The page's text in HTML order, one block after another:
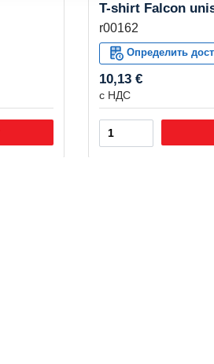
T-shirt Falcon
r00162
Определить
10,13 €
с НДС